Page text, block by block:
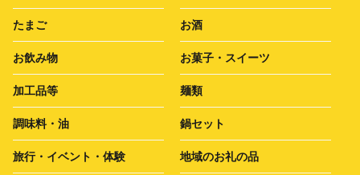
たまご お酒
お飲み物 お菓子・スイーツ
加工品等 麺類
調味料・油 鍋セット
旅行・イベント・体験 地域のお礼の品